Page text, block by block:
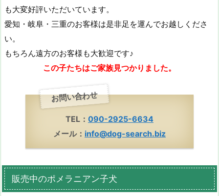
も大変好評いただいています。
愛知・岐阜・三重のお客様は是非足を運んでお越しくださ
い。
もちろん遠方のお客様も大歓迎です♪
この子たちはご家族見つかりました。
お問い合わせ
TEL： 090-2925-6634
メール： info@dog-search.biz
販売中のポメラニアン子犬